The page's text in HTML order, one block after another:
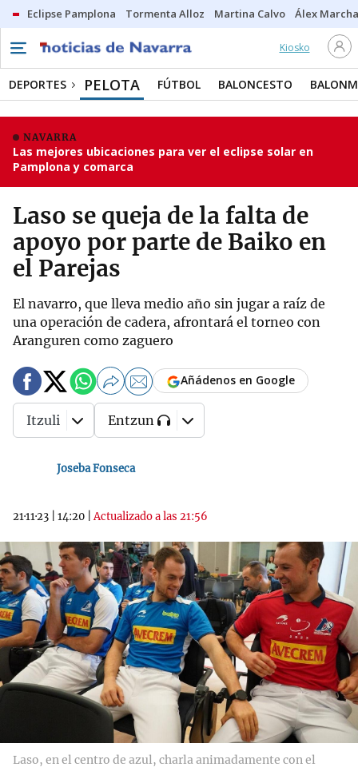
Eclipse Pamplona Tormenta Alloz Martina Calvo Álex
Kiosko
DEPORTES PELOTA FÚTBOL BALONCESTO
NAVARRA
Las mejores ubicaciones para ver el eclipse solar en
Pamplona y comarca
Laso se queja de la falta de
apoyo por parte de Baiko en
el Parejas
El navarro, que lleva medio año sin jugar a raíz de
una operación de cadera, afrontará el torneo con
Aranguren como zaguero
Joseba Fonseca
21·11·23 14:20 |Actualizado a las 21:56
Añádenos en Google
Itzuli Entzun
Laso, en el centro de azul, charla animadamente con el